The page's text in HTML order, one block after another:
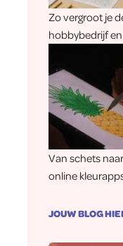
Zo vergroot je
hobbybedrijf
Van schets
online
JOUW BLOG